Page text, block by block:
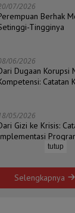
07/2026
Berhak
Tingginya
06/2026
Dugaan Korupsi
Catatan
05/2026
Gizi ke Krisis:
Selengkapnya
tutup